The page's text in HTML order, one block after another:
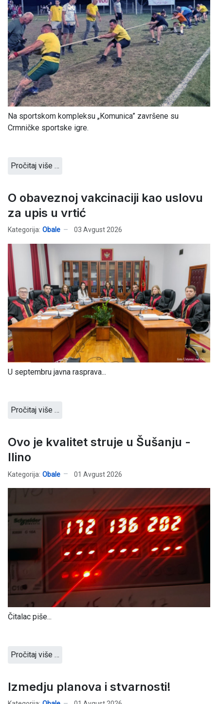
Na sportskom kompleksu „Komunica” završene su
Crmničke sportske igre.
Pročitaj više …
O obaveznoj vakcinaciji kao uslovu
za upis u vrtić
Kategorija: Obale 03 Avgust 2026
U septembru javna rasprava...
Pročitaj više …
Ovo je kvalitet struje u Šušanju -
Ilino
Kategorija: Obale 01 Avgust 2026
Čitalac piše...
Pročitaj više …
Izmedju planova i stvarnosti!